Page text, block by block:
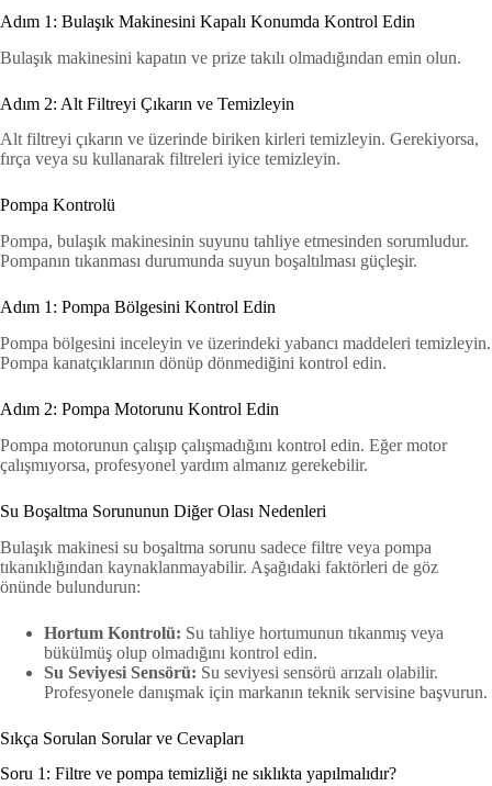
Adım 1: Bulaşık Makinesini Kapalı Konumda Kontrol Edin
Bulaşık makinesini kapatın ve prize takılı olmadığından emin olun.
Adım 2: Alt Filtreyi Çıkarın ve Temizleyin
Alt filtreyi çıkarın ve üzerinde biriken kirleri temizleyin. Gerekiyorsa,
fırça veya su kullanarak filtreleri iyice temizleyin.
Pompa Kontrolü
Pompa, bulaşık makinesinin suyunu tahliye etmesinden sorumludur.
Pompanın tıkanması durumunda suyun boşaltılması güçleşir.
Adım 1: Pompa Bölgesini Kontrol Edin
Pompa bölgesini inceleyin ve üzerindeki yabancı maddeleri temizleyin.
Pompa kanatçıklarının dönüp dönmediğini kontrol edin.
Adım 2: Pompa Motorunu Kontrol Edin
Pompa motorunun çalışıp çalışmadığını kontrol edin. Eğer motor
çalışmıyorsa, profesyonel yardım almanız gerekebilir.
Su Boşaltma Sorununun Diğer Olası Nedenleri
Bulaşık makinesi su boşaltma sorunu sadece filtre veya pompa
tıkanıklığından kaynaklanmayabilir. Aşağıdaki faktörleri de göz
önünde bulundurun:
Hortum Kontrolü: Su tahliye hortumunun tıkanmış veya
bükülmüş olup olmadığını kontrol edin.
Su Seviyesi Sensörü: Su seviyesi sensörü arızalı olabilir.
Profesyonele danışmak için markanın teknik servisine başvurun.
Sıkça Sorulan Sorular ve Cevapları
Soru 1: Filtre ve pompa temizliği ne sıklıkta yapılmalıdır?